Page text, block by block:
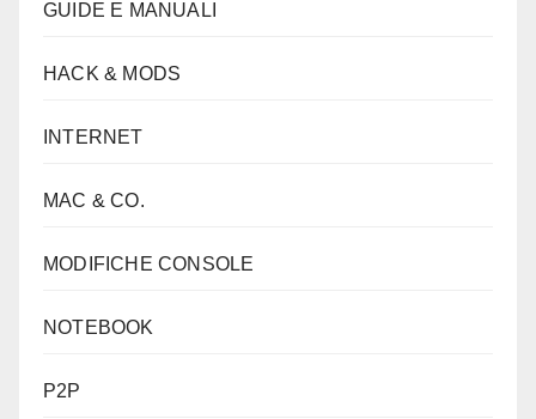
GUIDE E MANUALI
HACK & MODS
INTERNET
MAC & CO.
MODIFICHE CONSOLE
NOTEBOOK
P2P